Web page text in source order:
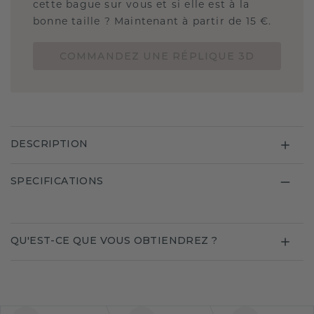
cette bague sur vous et si elle est à la
bonne taille ? Maintenant à partir de 15 €.
DESCRIPTION
SPECIFICATIONS
QU'EST-CE QUE VOUS OBTIENDREZ ?